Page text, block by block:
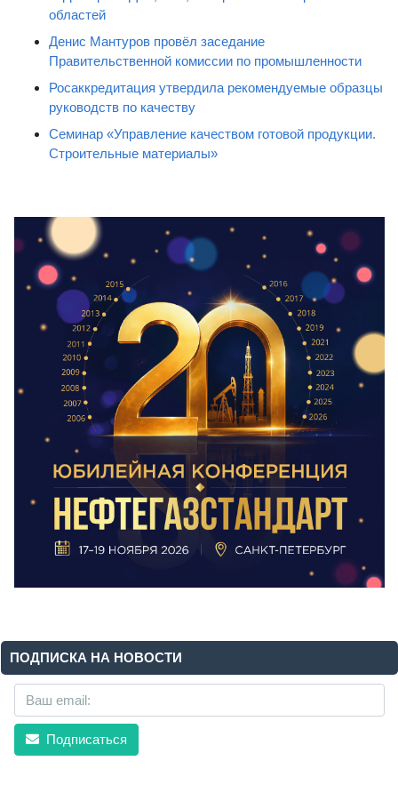
областей
Денис Мантуров провёл заседание
Правительственной комиссии по промышленности
Росаккредитация утвердила рекомендуемые образцы
руководств по качеству
Семинар «Управление качеством готовой продукции.
Строительные материалы»
ПОДПИСКА НА НОВОСТИ
Подписаться